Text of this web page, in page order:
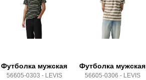
Футболка мужская
56605-0303 - LEVIS
Футболка мужская
56605-0306 - LEVIS